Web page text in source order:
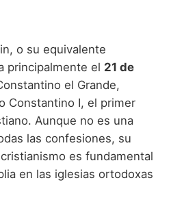
o su equivalente
principalmente el 21 de
el Grande,
Constantino I, el primer
Aunque no es una
las confesiones, su
es fundamental
en las iglesias ortodoxas